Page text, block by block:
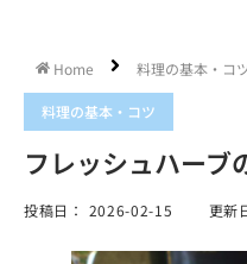
Home 料理の基本・コ
料理の基本・コツ
フレッシュハーブ
投稿日： 2026-02-15 更新